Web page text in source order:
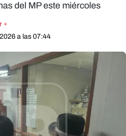
del MP este miércoles
+
a las 07:44